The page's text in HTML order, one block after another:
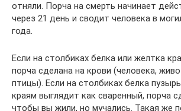
отняли. Порча на смерть начинает
через 21 день и сводит человека в
года.
Если на столбиках белка или желтка
порча сделана на крови (человека,
птицы). Если на столбиках белка
краям выглядит как сваренный, порча
чтобы вы жили, но мучались. Такая же